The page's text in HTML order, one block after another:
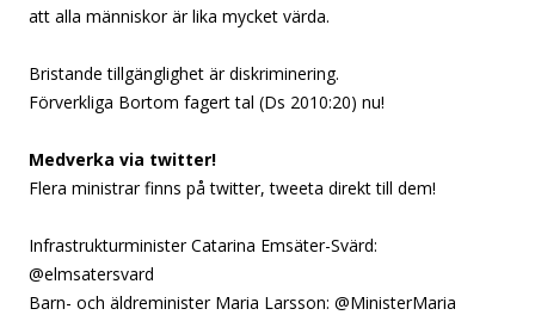
att alla människor är lika mycket värda.
Bristande tillgänglighet är diskriminering.
Förverkliga Bortom fagert tal (Ds 2010:20) nu!
Medverka via twitter!
Flera ministrar finns på twitter, tweeta direkt till dem!
Infrastrukturminister Catarina Emsäter-Svärd:
@elmsatersvard
Barn- och äldreminister Maria Larsson: @MinisterMaria